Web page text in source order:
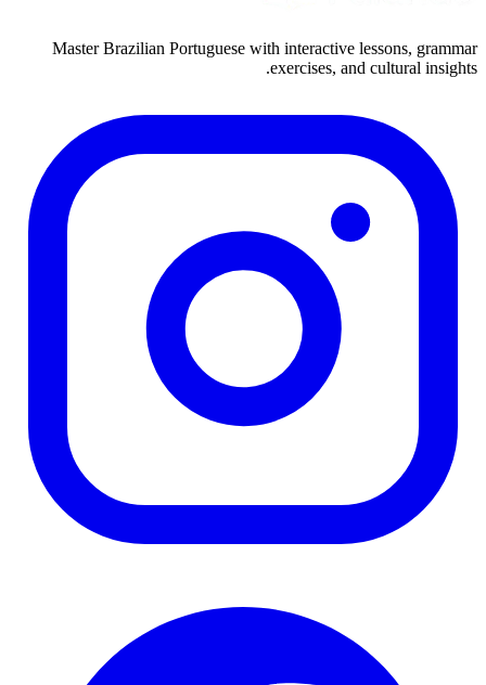
Master Brazilian Portuguese with interactive lessons, grammar
exercises, and cultural insights.